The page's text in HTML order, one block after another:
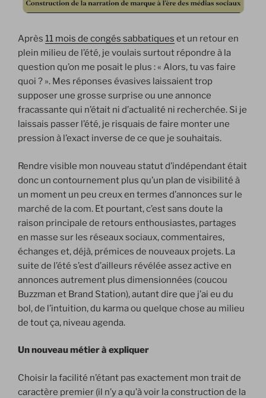
Après 11 mois de congés sabbatiques et un retour en
plein milieu de l’été, je voulais surtout répondre à la
question qu’on me posait le plus : « Alors, tu vas faire
quoi ? ». Mes réponses évasives laissaient trop
supposer une grosse surprise ou une annonce
fracassante qui n’était ni d’actualité ni recherchée. Si je
laissais passer l’été, je risquais de faire monter une
pression à l’exact inverse de ce que je souhaitais.
Rendre visible mon nouveau statut d’indépendant était
donc un contournement plus qu’un plan de visibilité à
un moment un peu creux en termes d’annonces sur le
marché de la com. Et pourtant, c’est sans doute la
raison principale de retours enthousiastes, partages
en masse sur les réseaux sociaux, commentaires,
échanges et, déjà, prémices de nouveaux projets. La
suite de l’été s’est d’ailleurs révélée assez active en
annonces autrement plus dimensionnées (coucou
Buzzman et Brand Station), autant dire que j’ai eu du
bol, de l’intuition, du karma ou quelque chose au milieu
de tout ça, niveau agenda.
Un nouveau métier à expliquer
Choisir la facilité n’étant pas exactement mon trait de
caractère premier (il n’y a qu’à voir la construction de la